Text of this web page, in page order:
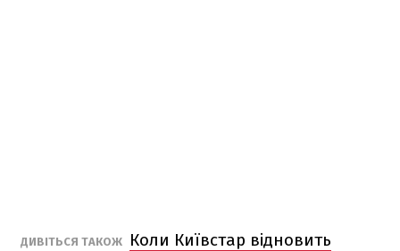
ДИВІТЬСЯ ТАКОЖ
Коли Київстар відновить